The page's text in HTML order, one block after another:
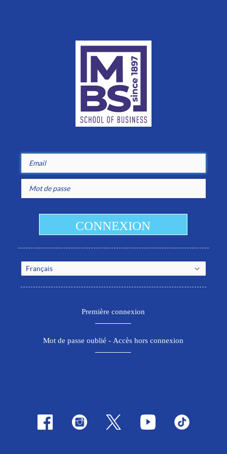
Connexion
Français
Première connexion
Mot de passe oublié - Accès hors connexion